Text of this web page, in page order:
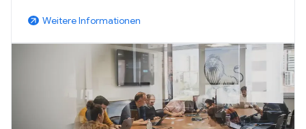
arrow_outward Weitere Informationen